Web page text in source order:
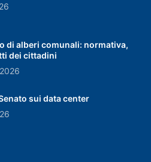
di alberi comunali: normativa,
dei cittadini
sui data center